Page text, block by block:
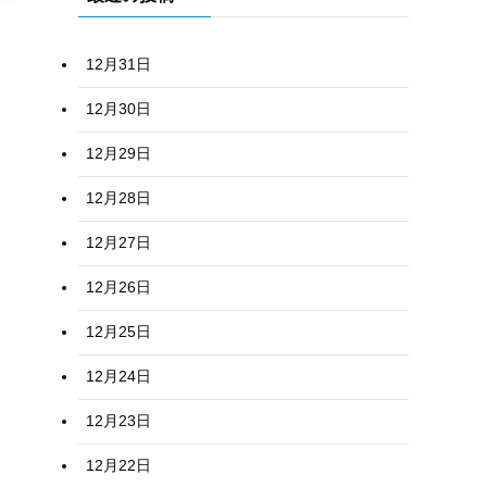
12月31日
12月30日
12月29日
12月28日
12月27日
12月26日
12月25日
12月24日
12月23日
12月22日